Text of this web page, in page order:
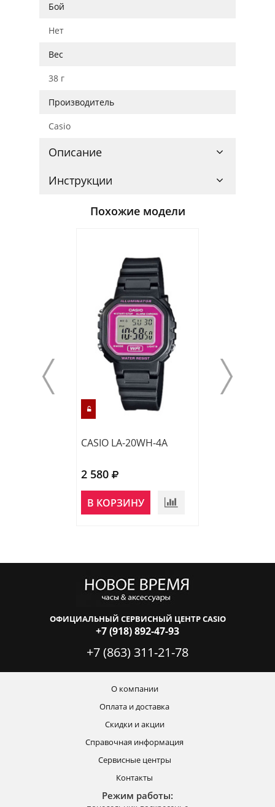
Бой
Нет
Вес
38 г
Производитель
Casio
Описание
Инструкции
Похожие модели
CASIO LA-20WH-4A
2 580
В КОРЗИНУ
ОФИЦИАЛЬНЫЙ СЕРВИСНЫЙ ЦЕНТР CASIO
+7 (918) 892-47-93
+7 (863) 311-21-78
О компании
Оплата и доставка
Скидки и акции
Справочная информация
Сервисные центры
Контакты
Режим работы: